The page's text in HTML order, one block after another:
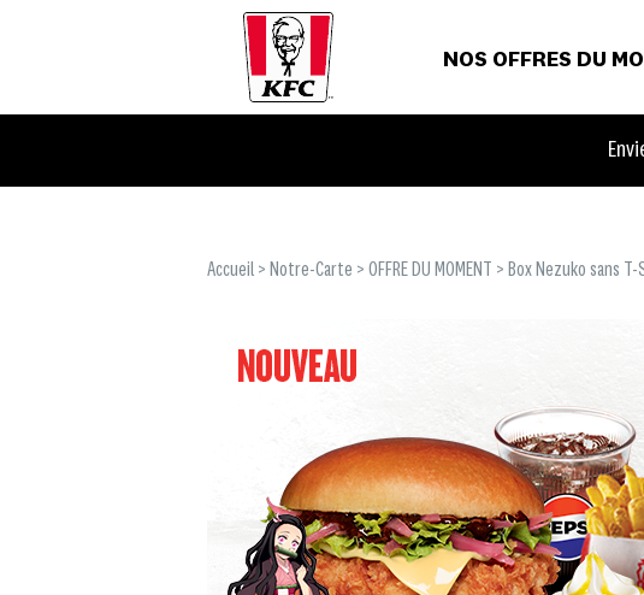
NOS OFFRES DU
Accueil > Notre-Carte > OFFRE DU MOMENT > Box Nezuko sans